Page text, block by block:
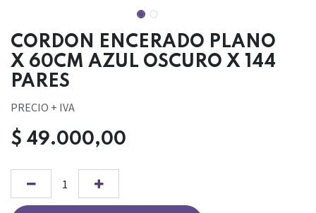
CORDON ENCERADO PLANO
X 60CM AZUL OSCURO X 144
PARES
PRECIO + IVA
$ 49.000,00